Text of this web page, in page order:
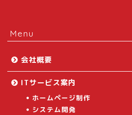
Menu
会社概要
ITサービス案内
ホームページ制作
システム開発